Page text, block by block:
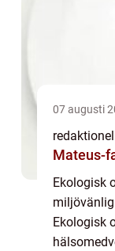
07 augusti
redaktionel
Mateus-
Ekologisk
Ekologisk